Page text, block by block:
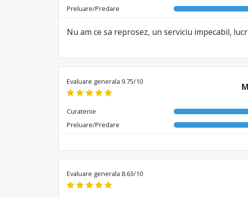
Preluare/Predare
Nu am ce sa reprosez, un serviciu impecabil,
Evaluare generala 9.75/10
Curatenie
Preluare/Predare
Evaluare generala 8.63/10